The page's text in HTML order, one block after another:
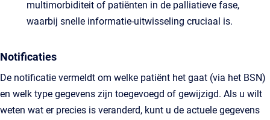
multimorbiditeit of patiënten in de palliatieve fase,
waarbij snelle informatie-uitwisseling cruciaal is.
Notificaties
De notificatie vermeldt om welke patiënt het gaat (via het BSN)
en welk type gegevens zijn toegevoegd of gewijzigd. Als u wilt
weten wat er precies is veranderd, kunt u de actuele gegevens